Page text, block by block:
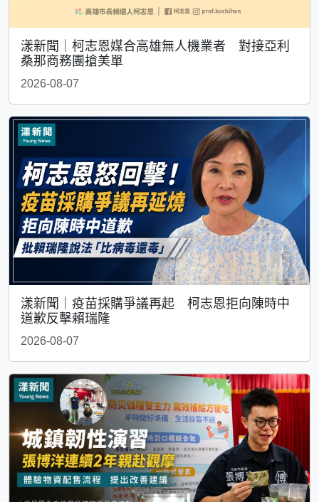
漾新聞｜柯志恩媒合高雄無人機業者 對接亞利
桑那商務團搶美單
2026-08-07
漾新聞｜疫苗採購爭議再起 柯志恩拒向陳時中
道歉反擊賴瑞隆
2026-08-07